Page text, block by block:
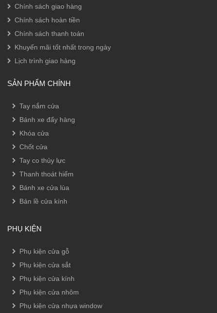
Chính sách giao hàng
Chính sách hoàn tiền
Chính sách thanh toán
Khuyến mãi tốt nhất trong ngày
Lịch trình giao hàng
SẢN PHẨM CHÍNH
Tay nắm cửa
Bánh xe đẩy hàng
Khóa cửa
Chốt cửa
Tay co thủy lực
Thanh thoát hiểm
Bánh xe cửa lùa
Bản lề cửa kính
PHỤ KIỆN
Phụ kiện cửa gỗ
Phụ kiện cửa sắt
Phụ kiện cửa kính
Phụ kiện cửa nhôm
Phụ kiện cửa nhựa window